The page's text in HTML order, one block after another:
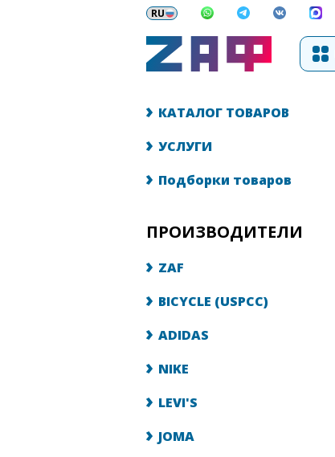
КАТАЛОГ ТОВАРОВ
УСЛУГИ
Подборки товаров
ПРОИЗВОДИТЕЛИ
ZAF
BICYCLE (USPCC)
ADIDAS
NIKE
LEVI'S
JOMA